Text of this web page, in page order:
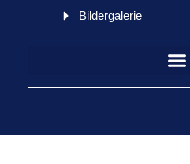
Bildergalerie